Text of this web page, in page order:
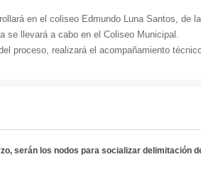
en el coliseo Edmundo Luna Santos, de
se llevará a cabo en el Coliseo Municipal.
proceso, realizará el acompañamiento
serán los nodos para socializar delimitación